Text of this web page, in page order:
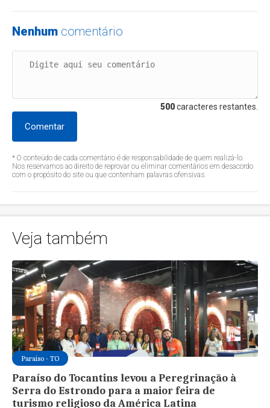
Nenhum comentário
500caracteres restantes.
Comentar
* O conteúdo de cada comentário é de responsabilidade de quem realizá-lo.
Nos reservamos ao direito de reprovar ou eliminar comentários em desacordo
com o propósito do site ou que contenham palavras ofensivas.
Veja também
Paraíso - TO
Paraíso do Tocantins levou a Peregrinação à
Serra do Estrondo para a maior feira de
turismo religioso da América Latina